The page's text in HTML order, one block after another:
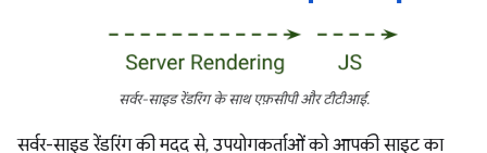
सर्वर-साइड रेंडरिंग के साथ एफ़सीपी और टीटीआई.
सर्वर-साइड रेंडरिंग की मदद से, उपयोगकर्ताओं को आपकी साइट का